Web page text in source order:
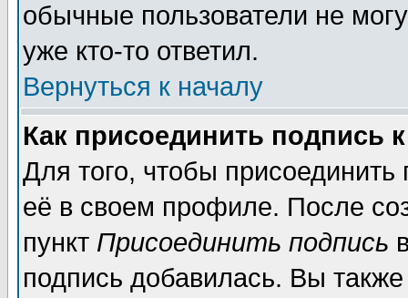
обычные пользователи не
уже кто-то ответил.
Вернуться к началу
Как присоединить подпись
Для того, чтобы
её в своем профиле. После
пункт Присоединить подпись
подпись добавилась. Вы